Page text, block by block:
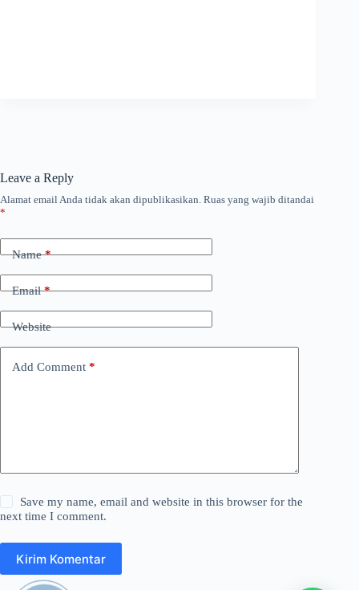
Leave a Reply
Alamat email Anda tidak akan dipublikasikan. Ruas yang wajib ditandai
*
Name*
Email*
Website
Add Comment *
Save my name, email and website in this browser for the
next time I comment.
Kirim Komentar